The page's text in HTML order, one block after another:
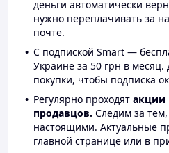
деньги автоматически
нужно переплачивать за
почте.
С подпиской Smart —
Украине за 50 грн в месяц.
покупки, чтобы подписка
Регулярно проходят акции
продавцов. Следим за
настоящими. Актуальные
главной странице или в